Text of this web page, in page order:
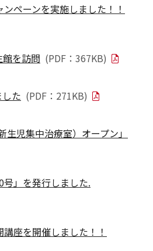
ペーンを実施しました！！
を訪問 (PDF：367KB)
た (PDF：271KB)
児集中治療室）オープン」
」を発行しました.
座を開催しました！！